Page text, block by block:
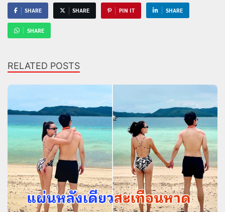
SHARE SHARE PIN IT SHARE
SHARE
RELATED POSTS